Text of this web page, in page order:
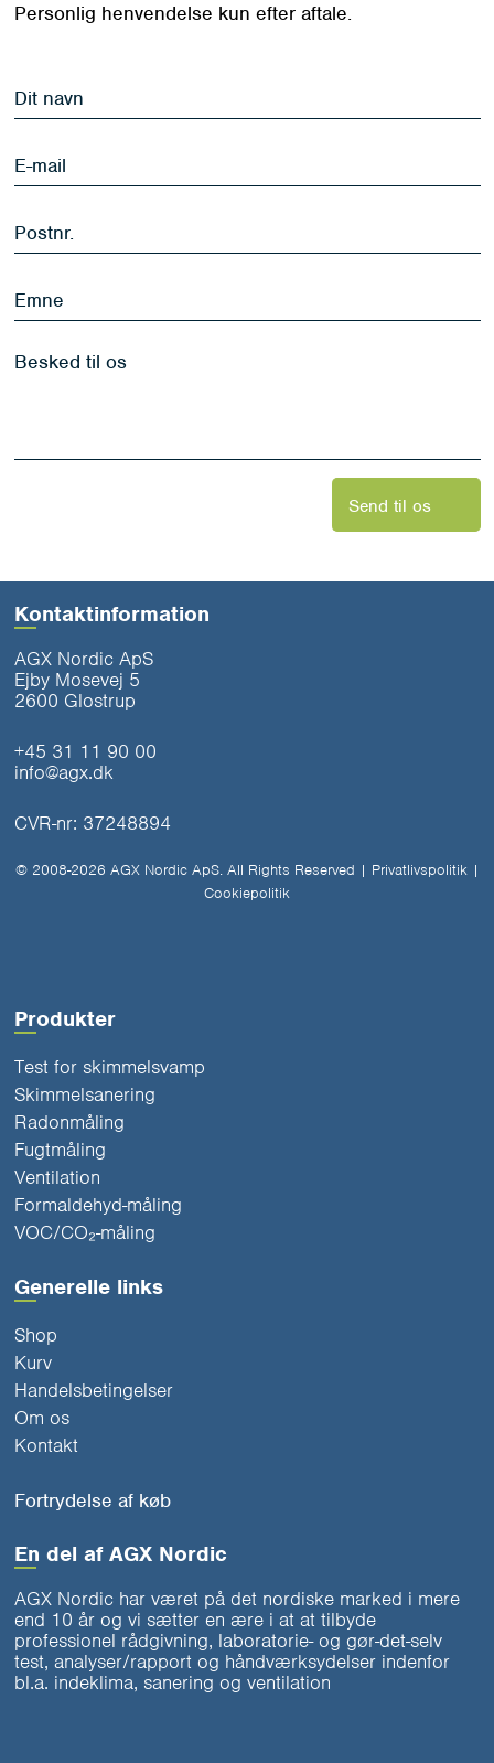
Personlig henvendelse kun efter aftale.
navn
mail
*
Besked
Send til os
Kontaktinformation
AGX Nordic ApS
Ejby Mosevej 5
2600 Glostrup
+45 31 11 90 00
info@agx.dk
CVR-nr: 37248894
© 2008-2026 AGX Nordic ApS. All Rights Reserved | Privatlivspolitik|
Cookiepolitik
Produkter
Test for skimmelsvamp
Skimmelsanering
Radonmåling
Fugtmåling
Ventilation
Formaldehyd-måling
VOC/CO₂-måling
Generelle links
Shop
Kurv
Handelsbetingelser
Om os
Kontakt
Fortrydelse af køb
En del af AGX Nordic
AGX Nordic har været på det nordiske marked i mere
end 10 år og vi sætter en ære i at at tilbyde
professionel rådgivning, laboratorie- og gør-det-selv
test, analyser/rapport og håndværksydelser indenfor
bl.a. indeklima, sanering og ventilation